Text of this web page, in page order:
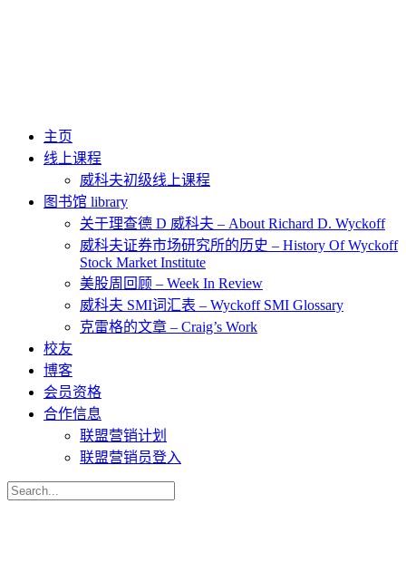
主页
线上课程
威科夫初级线上课程
图书馆 library
关于理查德 D 威科夫 – About Richard D. Wyckoff
威科夫证券市场研究所的历史 – History Of Wyckoff
Stock Market Institute
美股周回顾 – Week In Review
威科夫 SMI词汇表 – Wyckoff SMI Glossary
克雷格的文章 – Craig’s Work
校友
博客
会员资格
合作信息
联盟营销计划
联盟营销员登入
Search
for: